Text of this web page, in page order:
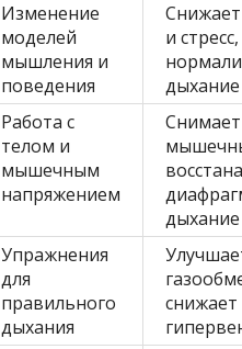
Изменение
моделей
мышления и
поведения
и стресс,
дыхание
Работа с
телом и
мышечным
напряжением
Снимает
дыхание
Упражнения
для
правильного
дыхания
снижает